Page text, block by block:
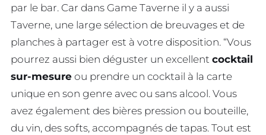
par le bar. Car dans Game Taverne il y a aussi
Taverne, une large sélection de breuvages et de
planches à partager est à votre disposition. “Vous
pourrez aussi bien déguster un excellent cocktail
sur-mesure ou prendre un cocktail à la carte
unique en son genre avec ou sans alcool. Vous
avez également des bières pression ou bouteille,
du vin, des softs, accompagnés de tapas. Tout est